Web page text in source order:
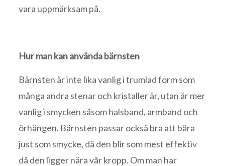
vara uppmärksam på.
Hur man kan använda bärnsten
Bärnsten är inte lika vanlig i trumlad form som
många andra stenar och kristaller är, utan är mer
vanlig i smycken såsom halsband, armband och
örhängen. Bärnsten passar också bra att bära
just som smycke, då den blir som mest effektiv
då den ligger nära vår kropp. Om man har